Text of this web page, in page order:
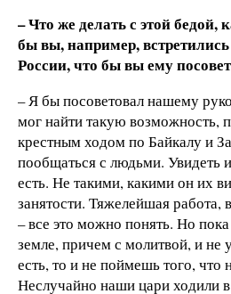
– Что же делать с этой бедой,
бы вы, например,
России, что бы вы ему
– Я бы посоветовал нашему
мог найти такую возможность,
крестным ходом по Байкалу и
пообщаться с людьми. Увидеть
есть. Не такими, какими он их
занятости. Тяжелейшая
– все это можно понять. Но
земле, причем с молитвой, и не
есть, то и не поймешь того, что
Неслучайно наши цари ходили